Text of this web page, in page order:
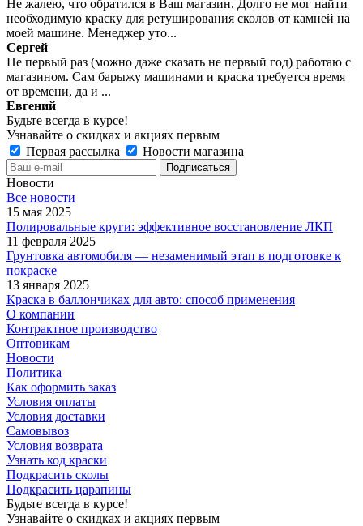
Не жалею, что обратился в Ваш магазин. Долго не мог найти
необходимую краску для ретуширования сколов от камней на
моей машине. Менеджер уто...
Сергей
Не первый раз (можно даже сказать не первый год) работаю с
магазином. Сам барыжу машинами и краска требуется время
от времени, да и ...
Евгений
Будьте всегда в курсе!
Узнавайте о скидках и акциях первым
Первая рассылка
Новости магазина
Новости
Все новости
15 мая 2025
Полировальные круги: эффективное восстановление ЛКП
11 февраля 2025
Грунтовка автомобиля — незаменимый этап в подготовке к
покраске
13 января 2025
Краска в баллончиках для авто: способ применения
О компании
Контрактное производство
Оптовикам
Новости
Политика
Как оформить заказ
Условия оплаты
Условия доставки
Самовывоз
Условия возврата
Узнать код краски
Подкрасить сколы
Подкрасить царапины
Будьте всегда в курсе!
Узнавайте о скидках и акциях первым